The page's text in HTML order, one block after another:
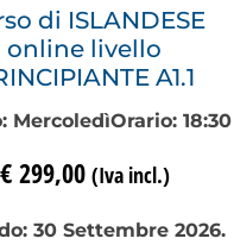
di ISLANDESE
online livello
A1.1
MercoledìOrario: 18:30
€299,00 (Iva incl.)
30 Settembre 2026.